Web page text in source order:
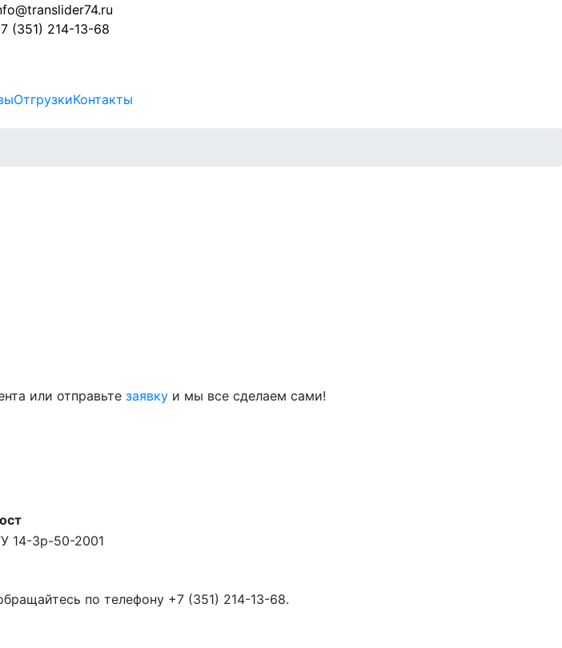
(351) 214-13-68
ОтгрузкиКонтакты
или отправьте заявку и мы все сделаем сами!
14-3р-50-2001
по телефону +7 (351) 214-13-68.